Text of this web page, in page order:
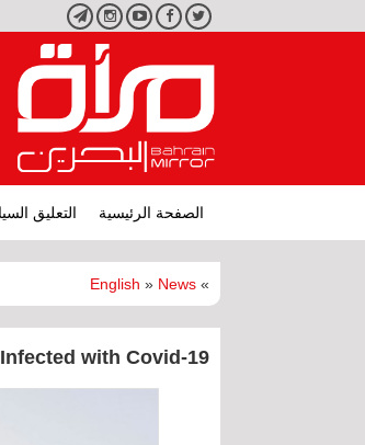
تويتر فيسبوكيوتيوبانستجرامتليجرام
الصفحة الرئيسية التعليق
»
English » News
with Covid-19